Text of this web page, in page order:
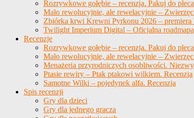
Rozrywkowe gołębie – recenzja. Pakuj do
Mało rewolucyjnie, ale rewelacyjnie –
Zbiórka krwi Krewni Pyrkonu 2026 –
Twilight Imperium Digital – Oficjalna
Recenzje
Rozrywkowe gołębie – recenzja. Pakuj do
Mało rewolucyjnie, ale rewelacyjnie –
Menażeria przyrodniczych osobliwości.
Ptasie rewiry – Ptak ptakowi wilkiem. Recenzja
Samotne Wilki – pojedynek alfa. Recenzja
Spis recenzji
Gry dla dzieci
Gry dla jednego gracza